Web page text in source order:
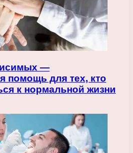
—
помощь для тех, кто
к нормальной жизни